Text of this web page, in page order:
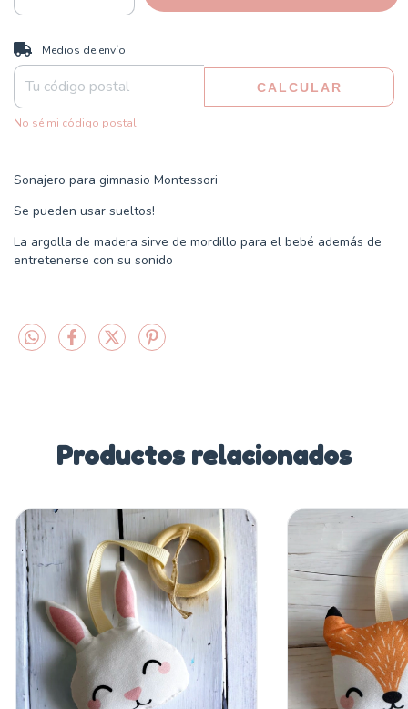
Entregas para el CP:
Medios de envío
CALCULAR
No sé mi código postal
Sonajero para gimnasio Montessori
Se pueden usar sueltos!
La argolla de madera sirve de mordillo para el bebé además de
entretenerse con su sonido
Productos relacionados